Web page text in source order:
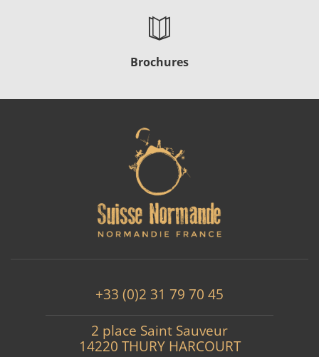
Brochures
+33 (0)2 31 79 70 45
2 place Saint Sauveur
14220 THURY HARCOURT